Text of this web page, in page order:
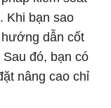
Khi bạn sao
dẫn cốt
đó, bạn có
nâng cao chỉ